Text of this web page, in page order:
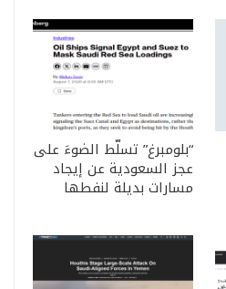
“بلومبرغ” تسلّط الضوءَ على
عجز السعودية عن إيجاد
مسارات بديلة لنفطها